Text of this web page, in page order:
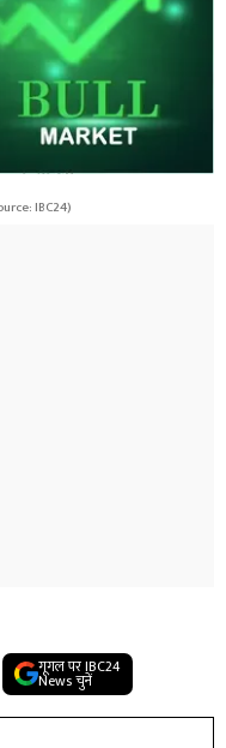
IBC24)
गूगल पर IBC24
News चुनें